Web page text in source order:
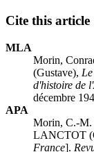
Cite this article
MLA
Morin,
(Gustave),
d'histoire de
décembre
APA
Morin, C.-M.
LANCTOT
France].